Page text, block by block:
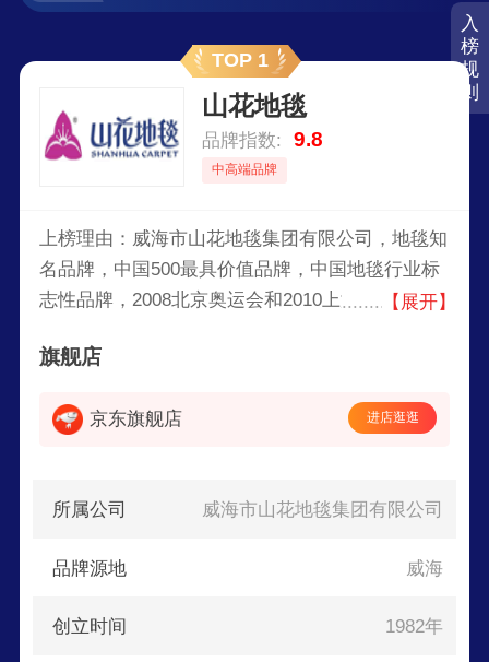
入
榜
规
则
TOP 1
山花地毯
品牌指数: 9.8
中高端品牌
上榜理由：威海市山花地毯集团有限公司，地毯知
名品牌，中国500最具价值品牌，中国地毯行业标
志性品牌，2008北京奥运会和2010上海世博会专
生产实力的综合性专业地毯制造商之一。
【展开】
旗舰店
京东旗舰店 进店逛逛
所属公司 威海市山花地毯集团有限公司
品牌源地 威海
创立时间 1982年